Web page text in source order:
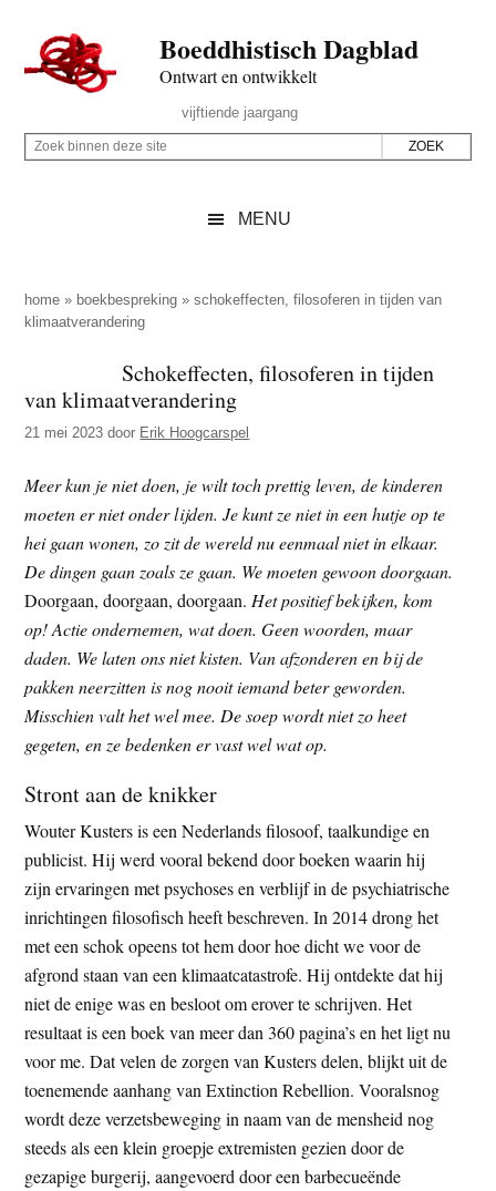
naar
de
inhoud
secondary
naar
de
sidebar
naar
de
Boeddhistisch Dagblad
Ontwart en ontwikkelt
Rechts
vijftiende jaargang
Z
p
d
z
e
i
t
e
Z
i
n
n
d
z
e
s
i
t
e
MENU
home » boekbespreking »schokeffecten, filosoferen in tijden van
klimaatverandering
Schokeffecten, filosoferen in tijden
van klimaatverandering
21 mei 2023 door Erik Hoogcarspel
Meer kun je niet doen, je wilt toch prettig leven, de kinderen
moeten er niet onder lijden. Je kunt ze niet in een hutje op te
hei gaan wonen, zo zit de wereld nu eenmaal niet in elkaar.
De dingen gaan zoals ze gaan. We moeten gewoon doorgaan.
Doorgaan, doorgaan, doorgaan. Het positief bekijken, kom
op! Actie ondernemen, wat doen. Geen woorden, maar
daden. We laten ons niet kisten. Van afzonderen en bij de
pakken neerzitten is nog nooit iemand beter geworden.
Misschien valt het wel mee. De soep wordt niet zo heet
gegeten, en ze bedenken er vast wel wat op.
Stront aan de knikker
Wouter Kusters is een Nederlands filosoof, taalkundige en
publicist. Hij werd vooral bekend door boeken waarin hij
zijn ervaringen met psychoses en verblijf in de psychiatrische
inrichtingen filosofisch heeft beschreven. In 2014 drong het
met een schok opeens tot hem door hoe dicht we voor de
afgrond staan van een klimaatcatastrofe. Hij ontdekte dat hij
niet de enige was en besloot om erover te schrijven. Het
resultaat is een boek van meer dan 360 pagina’s en het ligt nu
voor me. Dat velen de zorgen van Kusters delen, blijkt uit de
toenemende aanhang van Extinction Rebellion. Vooralsnog
wordt deze verzetsbeweging in naam van de mensheid nog
steeds als een klein groepje extremisten gezien door de
gezapige burgerij, aangevoerd door een barbecueënde